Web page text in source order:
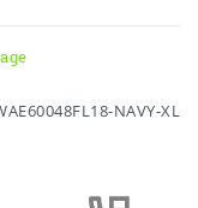
NAVY-XL